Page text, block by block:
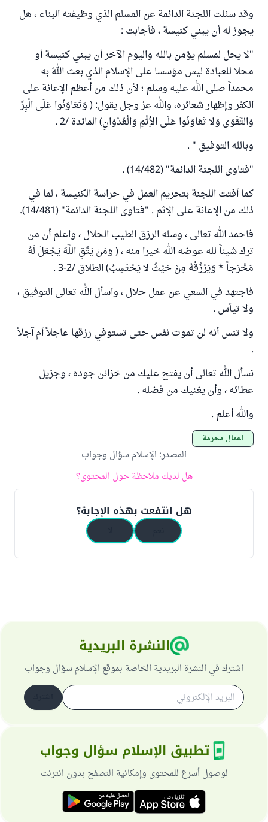
وقد سئلت اللجنة الدائمة عن المسلم الذي وظيفته البناء ، هل
يجوز له أن يبني كنيسة ، فأجابت :
"لا يحل لمسلم يؤمن بالله واليوم الآخر أن يبني كنيسة أو
محلا للعبادة ليس مؤسسا على الإسلام الذي بعث اللهُ به
محمداً صلى الله عليه وسلم ؛ لأن ذلك من أعظم الإعانة على
الكفر وإظهار شعائره، والله عز وجل يقول: ( وَتَعَاوَنُوا عَلَى الْبِرِّ
وَالتَّقْوَى وَلا تَعَاوَنُوا عَلَى الأِثْمِ وَالْعُدْوَانِ) المائدة /2 .
وبالله التوفيق " .
"فتاوى اللجنة الدائمة" (14/482) .
كما أفتت اللجنة بتحريم العمل في حراسة الكنيسة ، لما في
ذلك من الإعانة على الإثم . "فتاوى اللجنة الدائمة" (14/481).
فاحمد الله تعالى ، وسله الرزق الطيب الحلال ، واعلم أن من
ترك شيئاً لله عوضه الله خيرا منه ، ( وَمَنْ يَتَّقِ اللَّهَ يَجْعَلْ لَهُ
مَخْرَجاً * وَيَرْزُقْهُ مِنْ حَيْثُ لا يَحْتَسِبُ) الطلاق /2-3 .
فاجتهد في السعي عن عمل حلال ، واسأل الله تعالى التوفيق ،
ولا تيأس .
ولا تنس أنه لن تموت نفس حتى تستوفي رزقها عاجلاً أم آجلاً
.
نسأل الله تعالى أن يفتح عليك من خزائن جوده ، وجزيل
عطائه ، وأن يغنيك من فضله .
والله أعلم .
أعمال محرمة
المصدر: الإسلام سؤال وجواب
هل لديك ملاحظة حول المحتوى؟
هل انتفعت بهذه الإجابة؟
النشرة البريدية
اشترك في النشرة البريدية الخاصة بموقع الإسلام سؤال وجواب
تطبيق الإسلام سؤال وجواب
لوصول أسرع للمحتوى وإمكانية التصفح بدون انترنت